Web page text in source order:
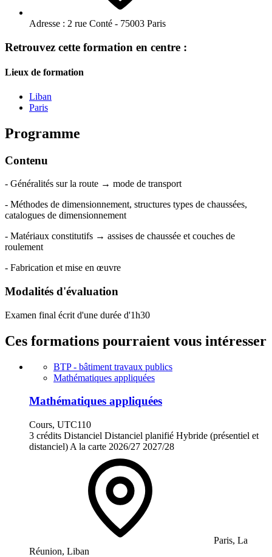
Adresse : 2 rue Conté - 75003 Paris
Retrouvez cette formation en centre :
Lieux de formation
Liban
Paris
Programme
Contenu
- Généralités sur la route → mode de transport
- Méthodes de dimensionnement, structures types de chaussées,
catalogues de dimensionnement
- Matériaux constitutifs → assises de chaussée et couches de
roulement
- Fabrication et mise en œuvre
Modalités d'évaluation
Examen final écrit d'une durée d'1h30
Ces formations pourraient vous intéresser
BTP - bâtiment travaux publics
Mathématiques appliquées
Mathématiques appliquées
Cours, UTC110
3 crédits Distanciel Distanciel planifié Hybride (présentiel et
distanciel) A la carte 2026/27 2027/28
Paris, La
Réunion, Liban